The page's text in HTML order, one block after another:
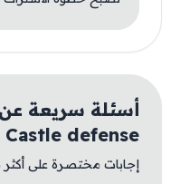
Castle defense
إجابات مختصرة على أكثر